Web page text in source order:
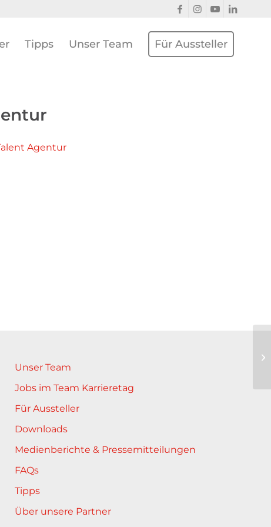
Tipps Unser Team Für Aussteller
Agentur
Unser Team
Jobs im Team Karrieretag
Für Aussteller
Downloads
Medienberichte & Pressemitteilungen
FAQs
Tipps
Über unsere Partner